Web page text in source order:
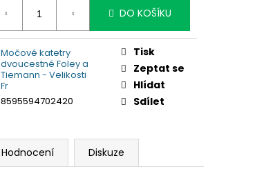
DO KOŠÍKU
Močové katetry
dvoucestné Foley a
Tiemann - Velikosti
Fr
8595594702420
Tisk
Zeptat se
Hlídat
Sdílet
Hodnocení Diskuze